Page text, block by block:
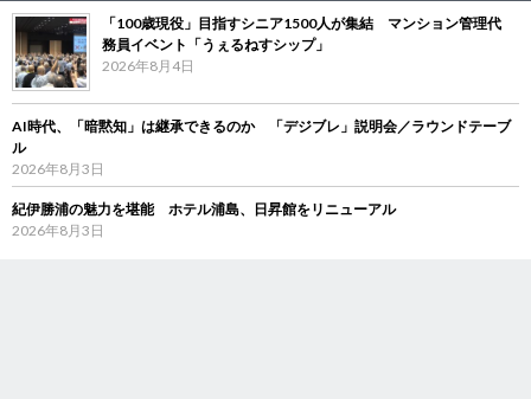
「100歳現役」目指すシニア1500人が集結 マンション管理代
務員イベント「うぇるねすシップ」
2026年8月4日
AI時代、「暗黙知」は継承できるのか 「デジブレ」説明会／ラウンドテーブ
ル
2026年8月3日
紀伊勝浦の魅力を堪能 ホテル浦島、日昇館をリニューアル
2026年8月3日